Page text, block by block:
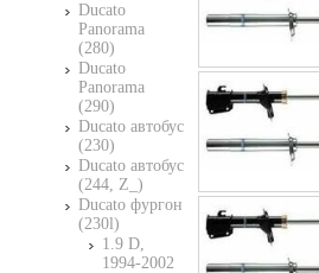
Ducato
Panorama
(280)
Ducato
Panorama
(290)
Ducato автобус
(230)
Ducato автобус
(244, Z_)
Ducato фургон
(230l)
1.9 D,
1994-2002